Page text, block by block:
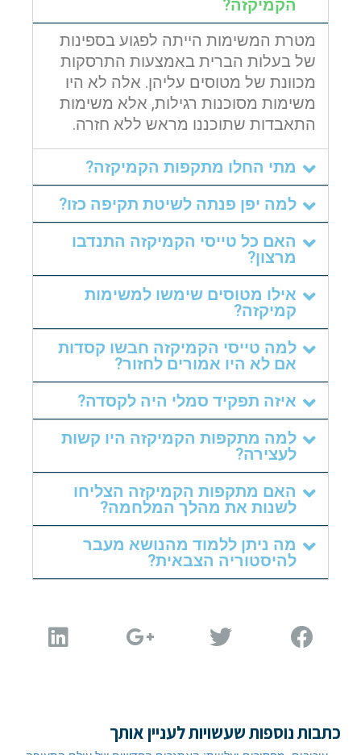
הקמיקזה?
מטרת המשימות הייתה לפגוע בספינות
של בעלות הברית באמצעות התרסקות
מכוונת של מטוסים עליהן. אלה לא היו
משימות מסוכנות רגילות, אלא משימות
התאבדות שתוכננו מראש ללא חזרה.
מתי החלו מתקפות הקמיקזה?
למה יפן פנתה לשיטת תקיפה כזו?
האם כל טייסי הקמיקזה התנדבו
מרצון?
אילו מטוסים שימשו למשימות
קמיקזה?
למה טייסי הקמיקזה חבשו קסדות
אם לא היו אמורים לחזור?
איזה תפקיד סמלי היה לקסדה?
למה מתקפות הקמיקזה היו קשות
לעצירה?
האם מתקפות הקמיקזה הצליחו
לשנות את מהלך המלחמה?
מה ניתן ללמוד מהנושא מעבר
להיסטוריה הצבאית?
כתבות נוספות שעשויות לעניין אותך